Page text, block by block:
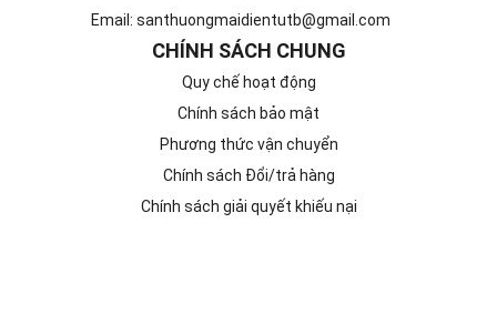
Email: santhuongmaidientutb@gmail.com
CHÍNH SÁCH CHUNG
Quy chế hoạt động
Chính sách bảo mật
Phương thức vận chuyển
Chính sách Đổi/trả hàng
Chính sách giải quyết khiếu nại